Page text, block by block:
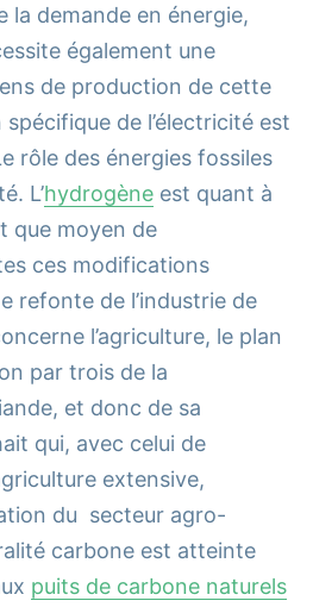
la demande en énergie,
également une
de production de cette
spécifique de l’électricité est
rôle des énergies fossiles
L’hydrogène est quant à
que moyen de
ces modifications
refonte de l’industrie de
l’agriculture, le plan
par trois de la
et donc de sa
qui, avec celui de
extensive,
du secteur agro-
carbone est atteinte
puits de carbone naturels